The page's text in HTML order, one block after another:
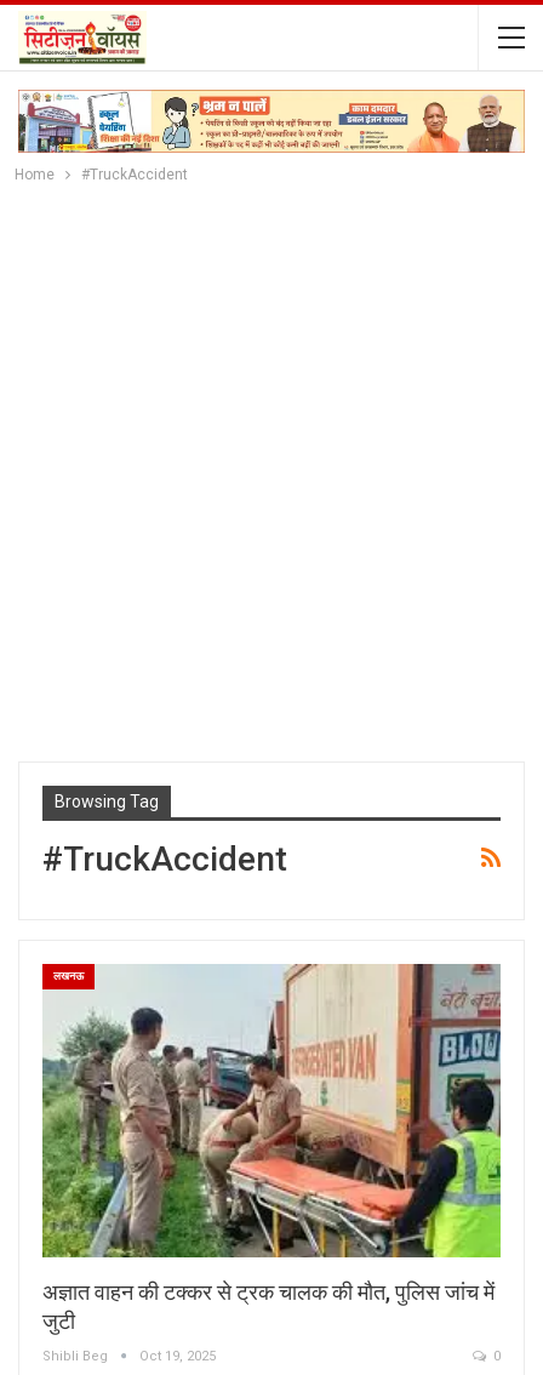
Home #TruckAccident
Browsing Tag
#TruckAccident
लखनऊ
अज्ञात वाहन की टक्कर से ट्रक चालक की मौत, पुलिस जांच में
जुटी
Shibli Beg Oct 19, 2025 0